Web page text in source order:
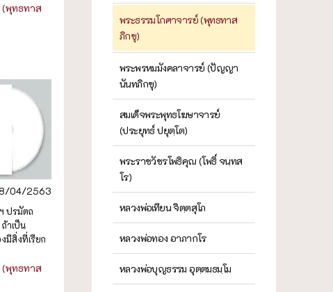
(พุทธทาส
04/2563
ปรมัตถ
าเป็น
มีสิ่งที่เรียก
(พุทธทาส
พระธรรมโกศาจารย์ (พุทธทาส
ภิกขุ)
พระพรหมมังคลาจารย์ (ปัญญา
นันทภิกขุ)
สมเด็จพระพุทธโฆษาจารย์
(ประยุทธ์ ปยุตฺโต)
พระราชวัชรโพธิคุณ (โพธิ์ จนฺทส
โร)
หลวงพ่อเทียน จิตฺตสุโภ
หลวงพ่อทอง อาภากโร
หลวงพ่อบุญธรรม อุตฺตมธมฺโม